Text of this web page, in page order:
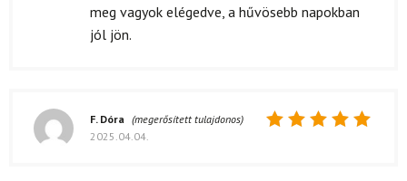
meg vagyok elégedve, a hűvösebb napokban
jól jön.
F. Dóra (megerősített tulajdonos)
2025.04.04.